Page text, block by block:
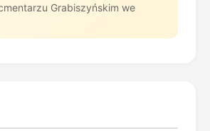
Grabiszyńskim we